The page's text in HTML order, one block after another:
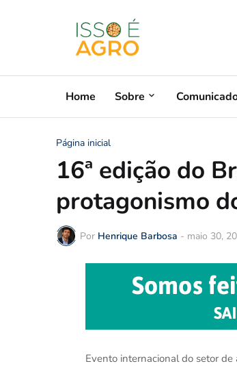
Home Sobre
Página inicial
16ª edição do
protagonismo
Por Henrique Barbosa - maio 30,
Evento internacional do setor